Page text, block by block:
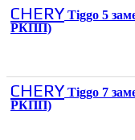
CHERY Tiggo 5
РКПП)
CHERY Tiggo 7
РКПП)